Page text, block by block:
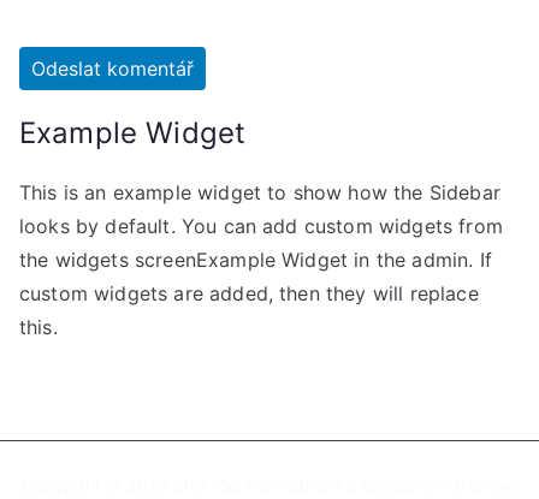
Example Widget
This is an example widget to show how the Sidebar
looks by default. You can add custom widgets from
the widgets screenExample Widget in the admin. If
custom widgets are added, then they will replace
this.